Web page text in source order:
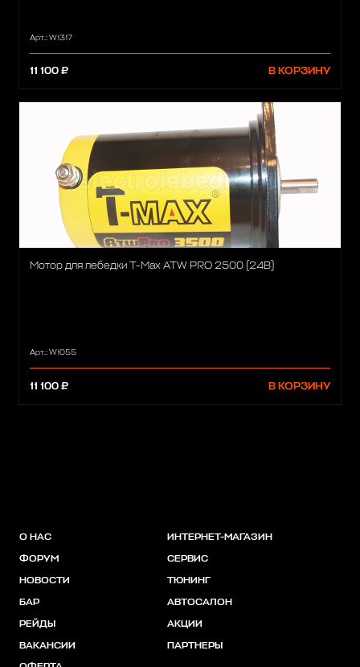
Арт.: W1317
11 100 ₽ В КОРЗИНУ
Мотор для лебедки T-Max ATW PRO 2500 (24В)
Арт.: W1055
11 100 ₽ В КОРЗИНУ
О НАС
ФОРУМ
НОВОСТИ
БАР
РЕЙДЫ
ВАКАНСИИ
ИНТЕРНЕТ-МАГАЗИН
СЕРВИС
ТЮНИНГ
АВТОСАЛОН
АКЦИИ
ПАРТНЕРЫ